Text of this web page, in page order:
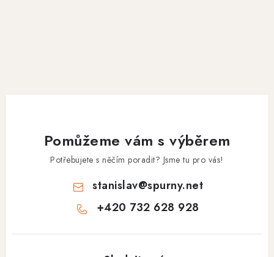
Pomůžeme vám s výběrem
Potřebujete s něčím poradit? Jsme tu pro vás!
stanislav@spurny.net
+420 732 628 928